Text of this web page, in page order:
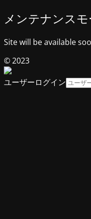
メンテナンス
Site will be available
© 2023
ユーザーログイン